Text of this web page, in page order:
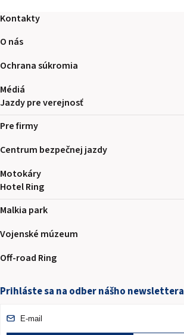
Kontakty
O nás
Ochrana súkromia
Médiá
Jazdy pre verejnosť
Pre firmy
Centrum bezpečnej jazdy
Motokáry
Hotel Ring
Malkia park
Vojenské múzeum
Off-road Ring
Prihláste sa na odber nášho newslettera